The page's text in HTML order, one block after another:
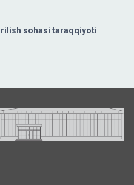
sohasi taraqqiyoti